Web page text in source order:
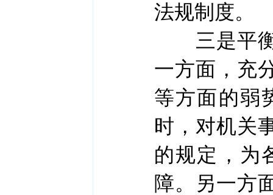
法规制度。
三是平衡
一方面，充
等方面的弱
时，对机关
的规定，为
障。另一方